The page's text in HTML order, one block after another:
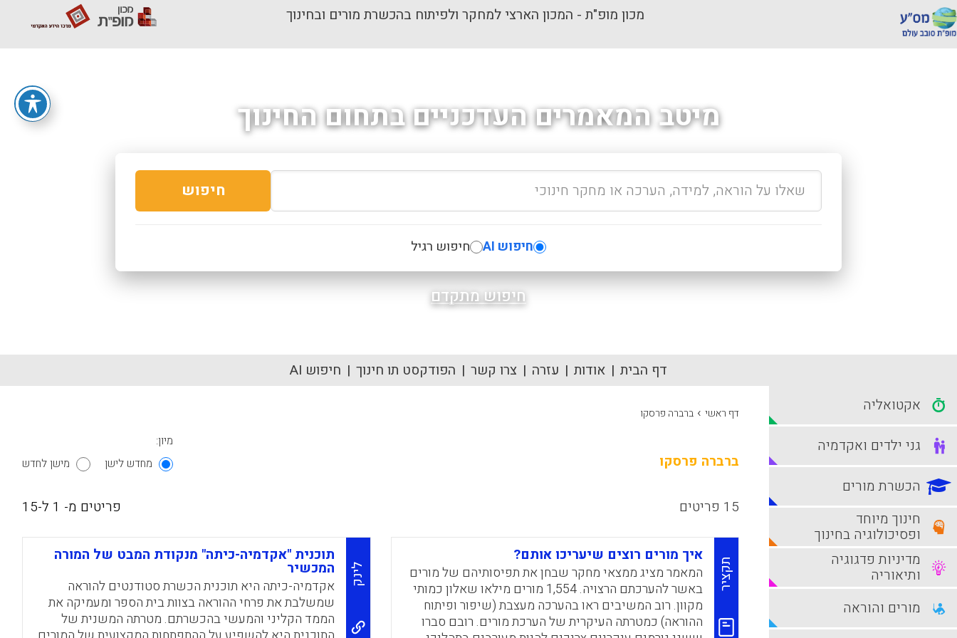
מכון מופ"ת - המכון הארצי למחקר ולפיתוח בהכשרת מורים ובחינוך
מיטב המאמרים העדכניים בתחום החינוך
חיפוש
חיפוש AI חיפוש רגיל
חיפוש מתקדם
דף הבית אודות עזרה צרו קשר הפודקסט תו חינוך חיפוש AI
דף ראשי › ברברה פרסקו
ברברה פרסקו
מיון:
מחדש לישן
מישן לחדש
15 פריטים פריטים מ- 1 ל-15
תקציר
איך מורים רוצים שיעריכו אותם?
המאמר מציג ממצאי מחקר שבחן את תפיסותיהם של מורים
באשר להערכתם הרצויה. 1,554 מורים מילאו שאלון כמותי
מקוון. רוב המשיבים ראו בהערכה מעצבת (שיפור ופיתוח
ההוראה) כמטרתה העיקרית של הערכת מורים. רובם סברו
לינק
תוכנית "אקדמיה-כיתה" מנקודת המבט של המורה
המכשיר
אקדמיה-כיתה היא תוכנית הכשרת סטודנטים להוראה
שמשלבת את פרחי ההוראה בצוות בית הספר ומעמיקה את
הממד הקליני והמעשי בהכשרתם. מטרתה המשנית של
אקטואליה
גני ילדים ואקדמיה
הכשרת מורים
חינוך מיוחד
ופסיכולוגיה בחינוך
מדיניות פדגוגיה
ותיאוריה
מורים והוראה